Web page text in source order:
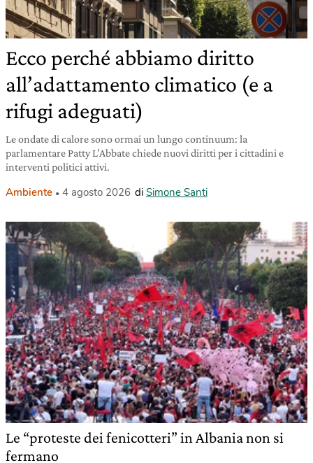
Ecco perché abbiamo diritto
all’adattamento climatico (e a
rifugi adeguati)
Le ondate di calore sono ormai un lungo continuum: la
parlamentare Patty L’Abbate chiede nuovi diritti per i cittadini e
interventi politici attivi.
Ambiente 4 agosto 2026 di Simone Santi
Le “proteste dei fenicotteri” in Albania non si
fermano